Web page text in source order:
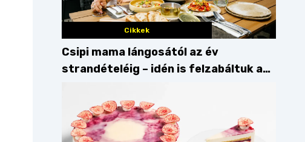
Cikkek
Csipi mama lángosától az év
strandételéig – idén is felzabáltuk a